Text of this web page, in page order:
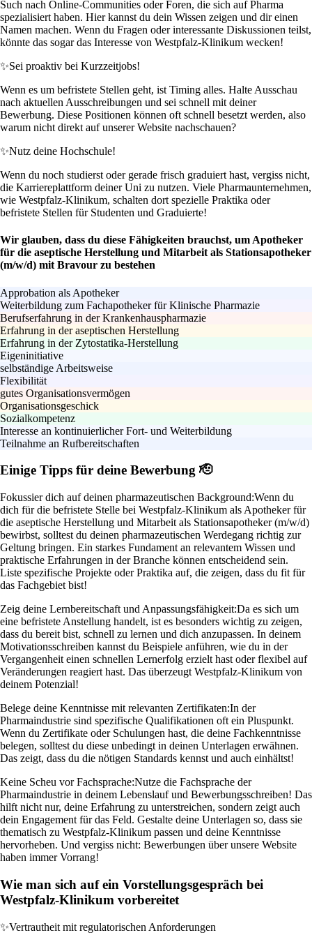
Such nach Online-Communities oder Foren, die sich auf Pharma
spezialisiert haben. Hier kannst du dein Wissen zeigen und dir einen
Namen machen. Wenn du Fragen oder interessante Diskussionen teilst,
könnte das sogar das Interesse von Westpfalz-Klinikum wecken!
✨Sei proaktiv bei Kurzzeitjobs!
Wenn es um befristete Stellen geht, ist Timing alles. Halte Ausschau
nach aktuellen Ausschreibungen und sei schnell mit deiner
Bewerbung. Diese Positionen können oft schnell besetzt werden, also
warum nicht direkt auf unserer Website nachschauen?
✨Nutz deine Hochschule!
Wenn du noch studierst oder gerade frisch graduiert hast, vergiss nicht,
die Karriereplattform deiner Uni zu nutzen. Viele Pharmaunternehmen,
wie Westpfalz-Klinikum, schalten dort spezielle Praktika oder
befristete Stellen für Studenten und Graduierte!
Wir glauben, dass du diese Fähigkeiten brauchst, um Apotheker
für die aseptische Herstellung und Mitarbeit als Stationsapotheker
(m/w/d) mit Bravour zu bestehen
Approbation als Apotheker
Weiterbildung zum Fachapotheker für Klinische Pharmazie
Berufserfahrung in der Krankenhauspharmazie
Erfahrung in der aseptischen Herstellung
Erfahrung in der Zytostatika-Herstellung
Eigeninitiative
selbständige Arbeitsweise
Flexibilität
gutes Organisationsvermögen
Organisationsgeschick
Sozialkompetenz
Interesse an kontinuierlicher Fort- und Weiterbildung
Teilnahme an Rufbereitschaften
Einige Tipps für deine Bewerbung 🫡
Fokussier dich auf deinen pharmazeutischen Background:Wenn du
dich für die befristete Stelle bei Westpfalz-Klinikum als Apotheker für
die aseptische Herstellung und Mitarbeit als Stationsapotheker (m/w/d)
bewirbst, solltest du deinen pharmazeutischen Werdegang richtig zur
Geltung bringen. Ein starkes Fundament an relevantem Wissen und
praktische Erfahrungen in der Branche können entscheidend sein.
Liste spezifische Projekte oder Praktika auf, die zeigen, dass du fit für
das Fachgebiet bist!
Zeig deine Lernbereitschaft und Anpassungsfähigkeit:Da es sich um
eine befristete Anstellung handelt, ist es besonders wichtig zu zeigen,
dass du bereit bist, schnell zu lernen und dich anzupassen. In deinem
Motivationsschreiben kannst du Beispiele anführen, wie du in der
Vergangenheit einen schnellen Lernerfolg erzielt hast oder flexibel auf
Veränderungen reagiert hast. Das überzeugt Westpfalz-Klinikum von
deinem Potenzial!
Belege deine Kenntnisse mit relevanten Zertifikaten:In der
Pharmaindustrie sind spezifische Qualifikationen oft ein Pluspunkt.
Wenn du Zertifikate oder Schulungen hast, die deine Fachkenntnisse
belegen, solltest du diese unbedingt in deinen Unterlagen erwähnen.
Das zeigt, dass du die nötigen Standards kennst und auch einhältst!
Keine Scheu vor Fachsprache:Nutze die Fachsprache der
Pharmaindustrie in deinem Lebenslauf und Bewerbungsschreiben! Das
hilft nicht nur, deine Erfahrung zu unterstreichen, sondern zeigt auch
dein Engagement für das Feld. Gestalte deine Unterlagen so, dass sie
thematisch zu Westpfalz-Klinikum passen und deine Kenntnisse
hervorheben. Und vergiss nicht: Bewerbungen über unsere Website
haben immer Vorrang!
Wie man sich auf ein Vorstellungsgespräch bei
Westpfalz-Klinikum vorbereitet
✨Vertrautheit mit regulatorischen Anforderungen